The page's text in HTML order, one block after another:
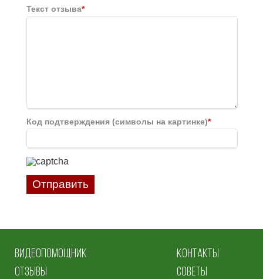
Текст отзыва*
Код подтверждения (символы на картинке)*
Отправить
ВИДЕОПОМОЩНИК
ОТЗЫВЫ
КОНТАКТЫ
СОВЕТЫ